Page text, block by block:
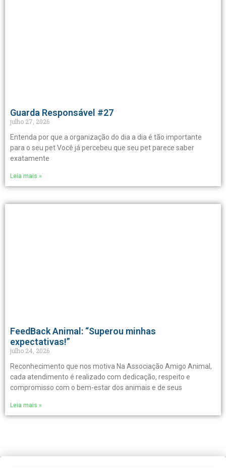
Guarda Responsável #27
julho 27, 2026
Entenda por que a organização do dia a dia é tão importante
para o seu pet Você já percebeu que seu pet parece saber
exatamente
Leia mais »
FeedBack Animal: “Superou minhas
expectativas!”
julho 24, 2026
Reconhecimento que nos motiva Na Associação Amigo Animal,
cada atendimento é realizado com dedicação, respeito e
compromisso com o bem-estar dos animais e de seus
Leia mais »